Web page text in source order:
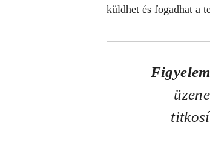
küldhet és fogadhat a